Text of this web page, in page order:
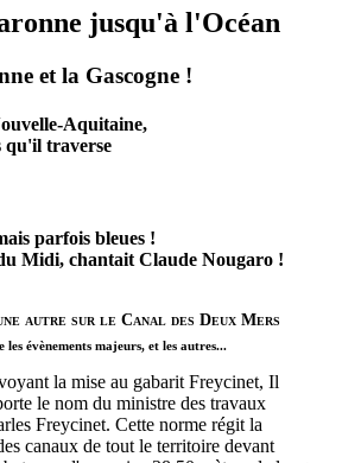
jusqu'à l'Océan
et la Gascogne !
Aquitaine,
qu'il traverse
parfois bleues !
Midi, chantait Claude Nougaro !
autre sur le Canal des Deux Mers
les évènements majeurs, et les autres...
la mise au gabarit Freycinet, Il
le nom du ministre des travaux
Freycinet. Cette norme régit la
canaux de tout le territoire devant